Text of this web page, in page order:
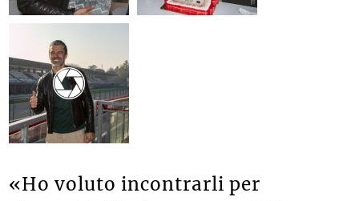
«Ho voluto incontrarli per